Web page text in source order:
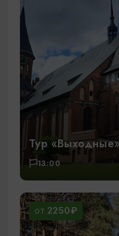
Тур
13:00
ОТ 2250₽